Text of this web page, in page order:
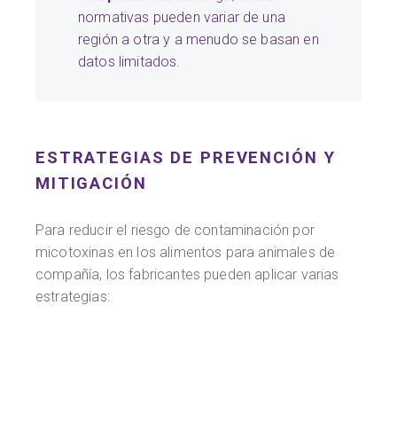
normativas pueden variar de una
región a otra y a menudo se basan en
datos limitados.
ESTRATEGIAS DE PREVENCIÓN Y
MITIGACIÓN
Para reducir el riesgo de contaminación por
micotoxinas en los alimentos para animales de
compañía, los fabricantes pueden aplicar varias
estrategias: